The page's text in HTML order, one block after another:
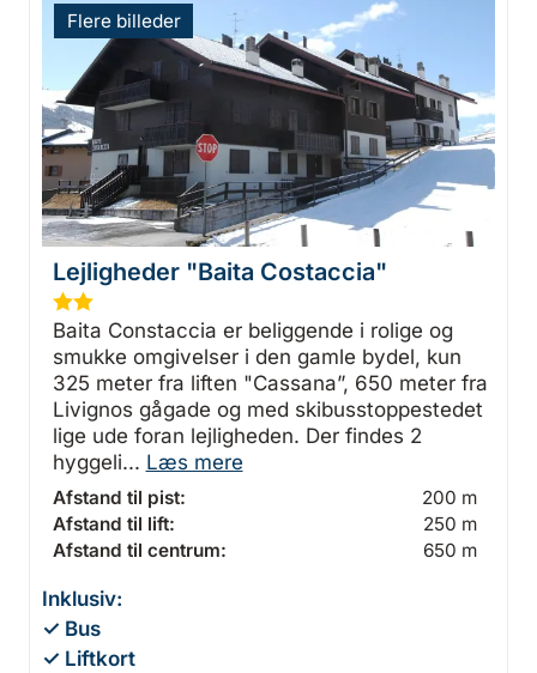
Flere billeder
Lejligheder "Baita Costaccia"
★★
Baita Constaccia er beliggende i rolige og
smukke omgivelser i den gamle bydel, kun
325 meter fra liften "Cassana”, 650 meter fra
Livignos gågade og med skibusstoppestedet
lige ude foran lejligheden. Der findes 2
hyggeli... Læs mere
Afstand til pist:
200 m
Afstand til lift:
250 m
Afstand til centrum:
650 m
Inklusiv:
✓ Bus
✓ Liftkort